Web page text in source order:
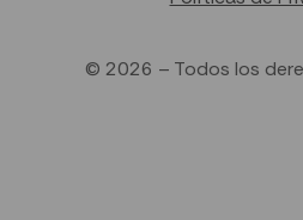
© 2026 – Todos los